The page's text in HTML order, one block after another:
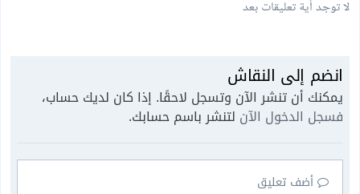
لا توجد أية تعليقات بعد
انضم إلى النقاش
يمكنك أن تنشر الآن وتسجل لاحقًا. إذا كان لديك حساب،
فسجل الدخول الآن لتنشر باسم حسابك.
أضف تعليق